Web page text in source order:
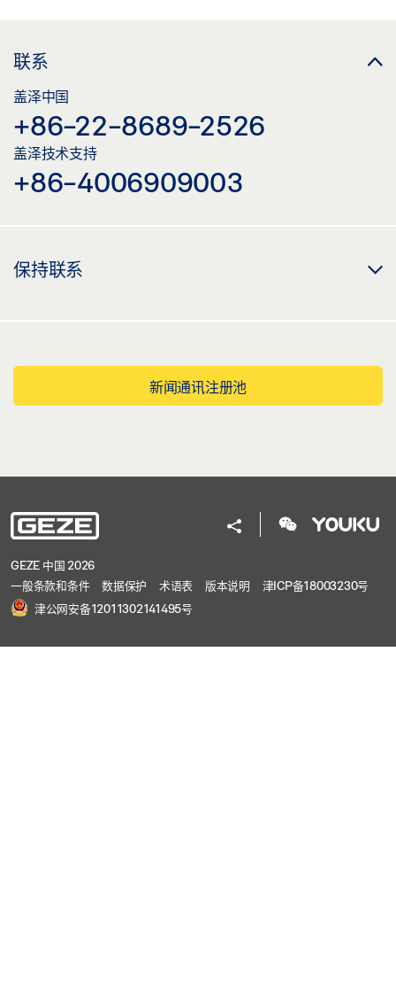
联系
盖泽中国
+86-22-8689-2526
盖泽技术支持
+86-4006909003
保持联系
新闻通讯注册池
GEZE 中国 2026
一般条款和条件
数据保护 术语表 版本说明
津ICP备18003230号
津公网安备12011302141495号